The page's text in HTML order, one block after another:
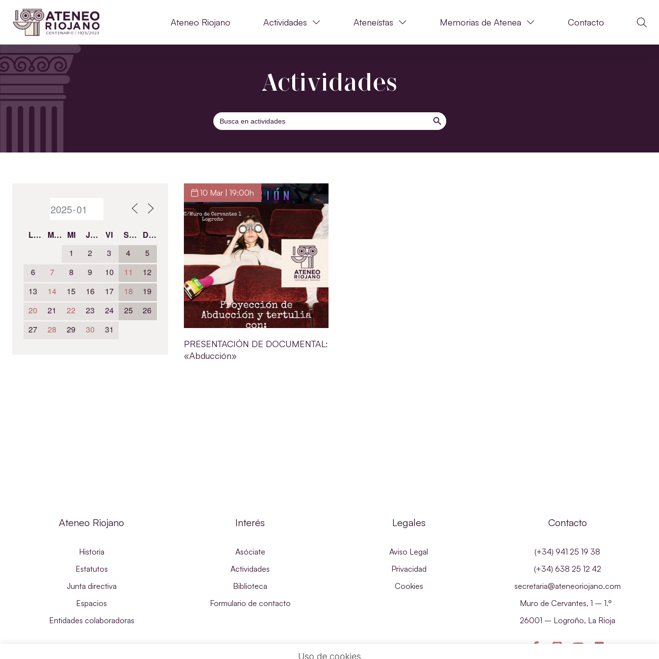
Ateneo Riojano Actividades Ateneístas Memorias de Atenea Contacto
Actividades
Buscar: BOTÓN DE BÚSQUEDA
LU MA MI JU VI SÁ
DO
1
2 3 4
5
6
7 8 9 10 11
12
13
14 15 16 17 18
19
20
21 22 23 24 25
26
27
28 29 30 31
10 Mar | 19:00h
PRESENTACIÓN DE DOCUMENTAL:
«Abducción»
Ateneo Riojano
Historia
Estatutos
Junta directiva
Espacios
Entidades colaboradoras
Interés
Asóciate
Actividades
Biblioteca
Formulario de contacto
Legales
Aviso Legal
Privacidad
Cookies
Contacto
(+34) 941 25 19 38
(+34) 638 25 12 42
secretaria@ateneoriojano.com
Muro de Cervantes, 1 – 1.º
26001 – Logroño, La Rioja
Uso de cookies